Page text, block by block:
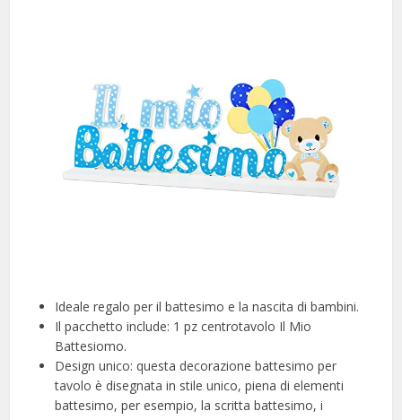
Ideale regalo per il battesimo e la nascita di bambini.
Il pacchetto include: 1 pz centrotavolo Il Mio
Battesiomo.
Design unico: questa decorazione battesimo per
tavolo è disegnata in stile unico, piena di elementi
battesimo, per esempio, la scritta battesimo, i